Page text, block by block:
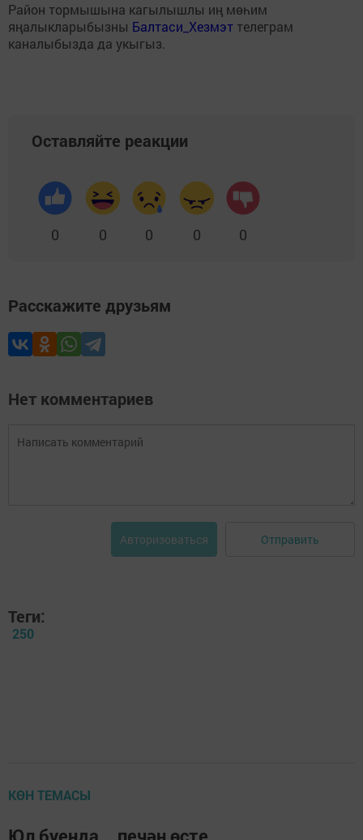
Район тормышына кагылышлы иң мөһим
яңалыкларыбызны Балтаси_Хезмэт телеграм
каналыбызда да укыгыз.
Оставляйте реакции
0 0 0 0 0
Расскажите друзьям
Нет комментариев
Авторизоваться Отправить
Теги:
250
КӨН ТЕМАСЫ